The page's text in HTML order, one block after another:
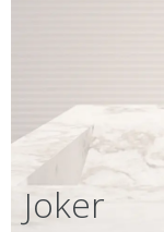
Joker